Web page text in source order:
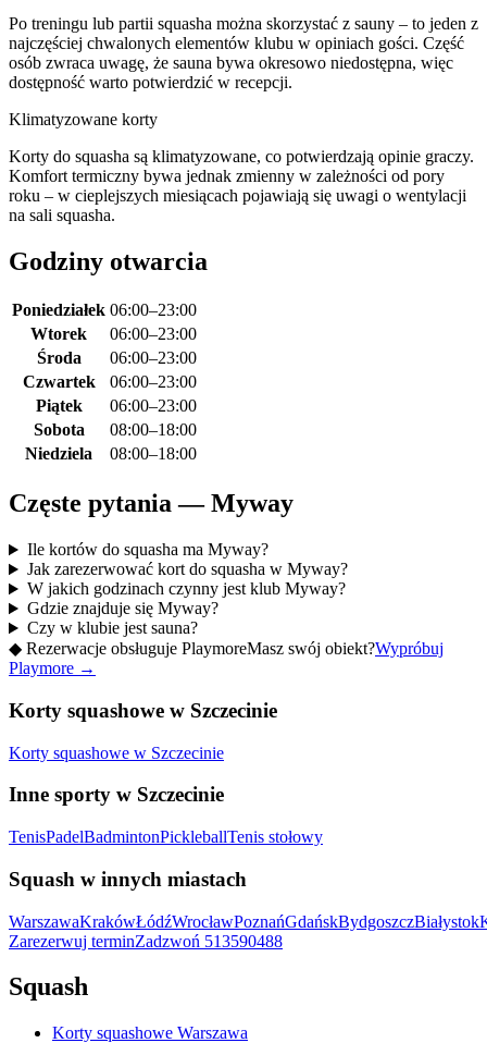
Po treningu lub partii squasha można skorzystać z sauny – to jeden z
najczęściej chwalonych elementów klubu w opiniach gości. Część
osób zwraca uwagę, że sauna bywa okresowo niedostępna, więc
dostępność warto potwierdzić w recepcji.
Klimatyzowane korty
Korty do squasha są klimatyzowane, co potwierdzają opinie graczy.
Komfort termiczny bywa jednak zmienny w zależności od pory
roku – w cieplejszych miesiącach pojawiają się uwagi o wentylacji
na sali squasha.
Godziny otwarcia
Poniedziałek 06:00–23:00
Wtorek
06:00–23:00
Środa
06:00–23:00
Czwartek
06:00–23:00
Piątek
06:00–23:00
Sobota
08:00–18:00
Niedziela
08:00–18:00
Częste pytania — Myway
Ile kortów do squasha ma Myway?
Jak zarezerwować kort do squasha w Myway?
W jakich godzinach czynny jest klub Myway?
Gdzie znajduje się Myway?
Czy w klubie jest sauna?
◆ Rezerwacje obsługuje PlaymoreMasz swój obiekt?Wypróbuj
Playmore →
Korty squashowe w Szczecinie
Korty squashowe w Szczecinie
Inne sporty w Szczecinie
TenisPadelBadmintonPickleballTenis stołowy
Squash w innych miastach
WarszawaKrakówŁódźWrocławPoznańGdańskBydgoszczBiałystok
Zarezerwuj terminZadzwoń 513590488
Squash
Korty squashowe Warszawa